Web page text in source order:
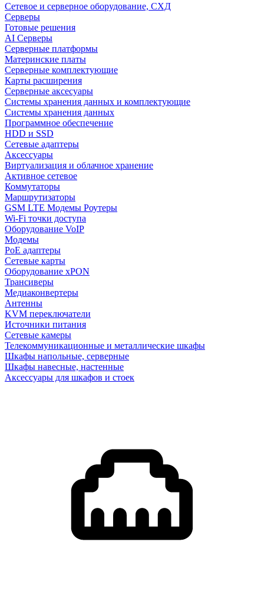
Сетевое и серверное оборудование, СХД
Cерверы
Готовые решения
AI Серверы
Серверные платформы
Материнские платы
Серверные комплектующие
Карты расширения
Серверные аксесуары
Системы хранения данных и комплектующие
Системы хранения данных
Программное обеспечение
HDD и SSD
Сетевые адаптеры
Аксессуары
Виртуализация и облачное хранение
Активное сетевое
Коммутаторы
Маршрутизаторы
GSM LTE Модемы Роутеры
Wi-Fi точки доступа
Оборудование VoIP
Модемы
PoE адаптеры
Сетевые карты
Оборудование xPON
Трансиверы
Медиаконвертеры
Антенны
KVM переключатели
Источники питания
Сетевые камеры
Телекоммуникационные и металлические шкафы
Шкафы напольные, серверные
Шкафы навесные, настенные
Аксессуары для шкафов и стоек